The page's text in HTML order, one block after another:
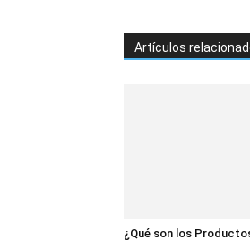
Artículos
¿Qué son los